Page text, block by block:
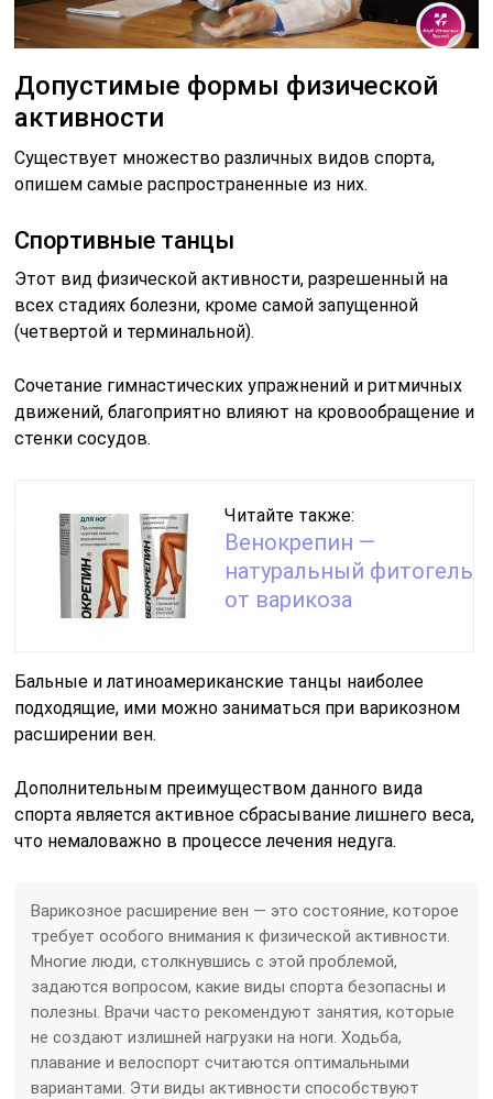
Допустимые формы физической
активности
Существует множество различных видов спорта,
опишем самые распространенные из них.
Спортивные танцы
Этот вид физической активности, разрешенный на
всех стадиях болезни, кроме самой запущенной
(четвертой и терминальной).
Сочетание гимнастических упражнений и ритмичных
движений, благоприятно влияют на кровообращение и
стенки сосудов.
Читайте также:
Венокрепин —
натуральный фитогель
от варикоза
Бальные и латиноамериканские танцы наиболее
подходящие, ими можно заниматься при варикозном
расширении вен.
Дополнительным преимуществом данного вида
спорта является активное сбрасывание лишнего веса,
что немаловажно в процессе лечения недуга.
Варикозное расширение вен — это состояние, которое
требует особого внимания к физической активности.
Многие люди, столкнувшись с этой проблемой,
задаются вопросом, какие виды спорта безопасны и
полезны. Врачи часто рекомендуют занятия, которые
не создают излишней нагрузки на ноги. Ходьба,
плавание и велоспорт считаются оптимальными
вариантами. Эти виды активности способствуют